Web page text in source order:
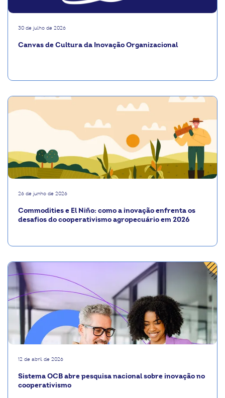
30 de julho de 2026
Canvas de Cultura da Inovação Organizacional
26 de junho de 2026
Commodities e El Niño: como a inovação enfrenta os
desafios do cooperativismo agropecuário em 2026
12 de abril de 2026
Sistema OCB abre pesquisa nacional sobre inovação no
cooperativismo